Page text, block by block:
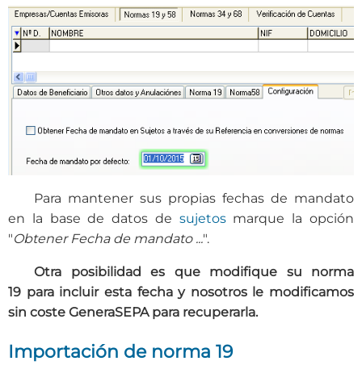
Para mantener sus propias fechas de mandato
en la base de datos de sujetosmarque la opción
"Obtener Fecha de mandato ...".
Otra posibilidad es que modifique su norma
19 para incluir esta fecha y nosotros le modificamos
sin coste GeneraSEPA para recuperarla.
Importación de norma 19